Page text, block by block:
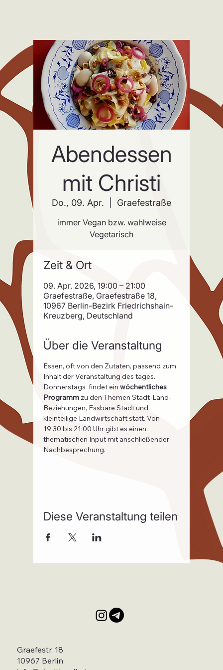
Abendessen
mit Christi
Do., 09. Apr. Graefestraße
immer Vegan bzw. wahlweise
Vegetarisch
Zeit & Ort
09. Apr. 2026, 19:00 – 21:00
Graefestraße, Graefestraße 18,
10967 Berlin-Bezirk Friedrichshain-
Kreuzberg, Deutschland
Über die Veranstaltung
Essen, oft von den Zutaten, passend zum
Inhalt der Veranstaltung des tages.
Donnerstags  findet ein wöchentliches
Programm zu den Themen Stadt-Land-
Beziehungen, Essbare Stadt und
kleinteilige Landwirtschaft statt. Von
19:30 bis 21:00 Uhr gibt es einen
thematischen Input mit anschließender
Nachbesprechung.
Diese Veranstaltung teilen
Graefestr. 18
10967 Berlin